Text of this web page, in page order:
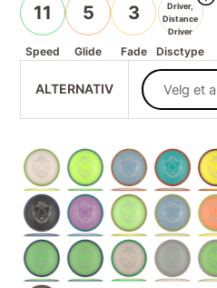
11
Speed
5
Glide
3
Fade
Driver,
Distance
Driver
Disctype
ALTERNATIV